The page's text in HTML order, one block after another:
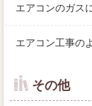
エアコンのガス
エアコン工事の
その他